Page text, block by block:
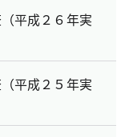
平成２６年実
平成２５年実